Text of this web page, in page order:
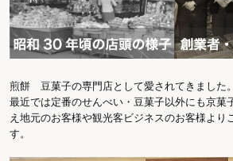
煎餅 豆菓子の専門店として愛されてきました。
最近では定番のせんべい・豆菓子以外にも京菓
え地元のお客様や観光客ビジネスのお客様より
す。